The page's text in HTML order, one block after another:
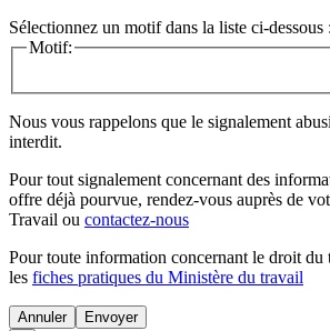
Sélectionnez un motif dans la liste ci-dessous :
Motif:
Nous vous rappelons que le signalement
interdit.
Pour tout signalement concernant des
offre déjà pourvue, rendez-vous auprès de
Travail ou contactez-nous
Pour toute information concernant le droit du
les fiches pratiques du Ministère du travail
Annuler